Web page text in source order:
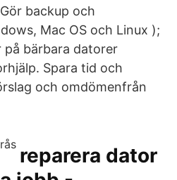
backup och
Mac OS och Linux );
på bärbara datorer
Spara tid och
och omdömenfrån
reparera dator